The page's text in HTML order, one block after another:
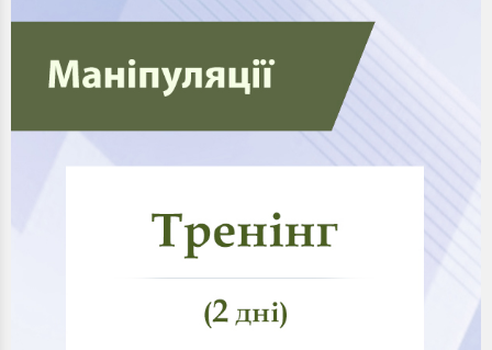
прагнення отримати односторонню вигоду;
гра на слабкостях людини;
використання мотивації, спонукання до дії для
пробудження у партнера намірів, які не співпадають з